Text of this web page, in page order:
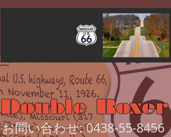
お問い合わせ: 0438-55-8456
Double Roxer